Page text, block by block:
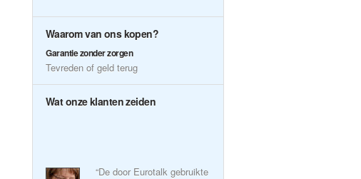
Waarom van ons kopen?
Garantie zonder zorgen
Tevreden of geld terug
Wat onze klanten zeiden
“De door Eurotalk gebruikte